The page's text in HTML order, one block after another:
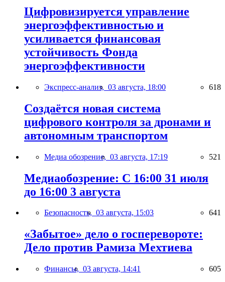
Цифровизируется управление
энергоэффективностью и
усиливается финансовая
устойчивость Фонда
энергоэффективности
Экспресс-анализ, 03 августа, 18:00 618
Создаётся новая система
цифрового контроля за дронами и
автономным транспортом
Медиа обозрение, 03 августа, 17:19 521
Медиаобозрение: С 16:00 31 июля
до 16:00 3 августа
Безопасность, 03 августа, 15:03 641
«Забытое» дело о госперевороте:
Дело против Рамиза Мехтиева
Финансы, 03 августа, 14:41 605